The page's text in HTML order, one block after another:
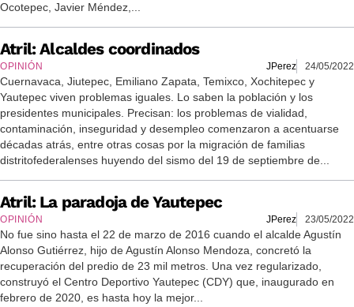
Ocotepec, Javier Méndez,...
Atril: Alcaldes coordinados
OPINIÓN JPerez 24/05/2022
Cuernavaca, Jiutepec, Emiliano Zapata, Temixco, Xochitepec y
Yautepec viven problemas iguales. Lo saben la población y los
presidentes municipales. Precisan: los problemas de vialidad,
contaminación, inseguridad y desempleo comenzaron a acentuarse
décadas atrás, entre otras cosas por la migración de familias
distritofederalenses huyendo del sismo del 19 de septiembre de...
Atril: La paradoja de Yautepec
OPINIÓN JPerez 23/05/2022
No fue sino hasta el 22 de marzo de 2016 cuando el alcalde Agustín
Alonso Gutiérrez, hijo de Agustín Alonso Mendoza, concretó la
recuperación del predio de 23 mil metros. Una vez regularizado,
construyó el Centro Deportivo Yautepec (CDY) que, inaugurado en
febrero de 2020, es hasta hoy la mejor...